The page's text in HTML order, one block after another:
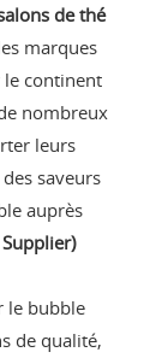
de thé
marques
le continent
nombreux
leurs
saveurs
auprès
le bubble
de qualité,